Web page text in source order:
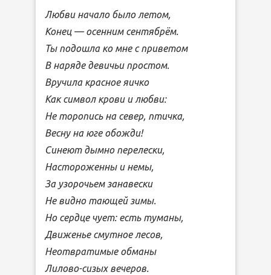
Любви начало было летом,
Конец — осенним сентябрём.
Ты подошла ко мне с приветом
В наряде девичьи простом.
Вручила красное яичко
Как символ крови и любви:
Не торопись на север, птичка,
Весну на юге обожди!
Синеют дымно перелески,
Настороженны и немы,
За узорочьем занавески
Не видно тающей зимы.
Но сердце чует: есть туманы,
Движенье смутное лесов,
Неотвратимые обманы
Лилово-сизых вечеров.